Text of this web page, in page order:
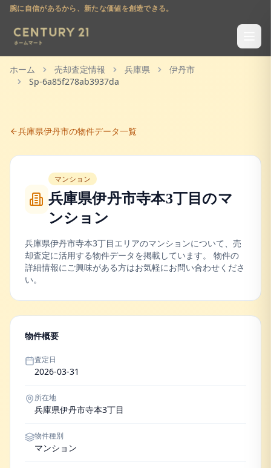
腕に自信があるから、新たな価値を創造できる。
ホーム 売却査定情報 兵庫県
伊丹市
Sp-6a85f278ab3937da
兵庫県伊丹市の物件データ一覧
マンション
兵庫県伊丹市寺本3丁目 のマ
ンション
兵庫県伊丹市寺本3丁目エリアのマンションについて、売
却査定に活用する物件データを掲載しています。 物件の
詳細情報にご興味がある方はお気軽にお問い合わせくださ
い。
物件概要
査定日
2026-03-31
所在地
兵庫県伊丹市寺本3丁目
物件種別
マンション